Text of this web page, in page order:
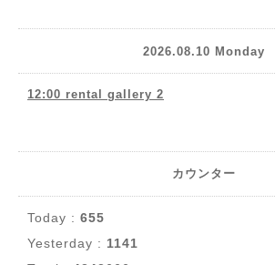
2026.08.10 Monday
12:00 rental gallery 2
カウンター
Today : 655
Yesterday : 1141